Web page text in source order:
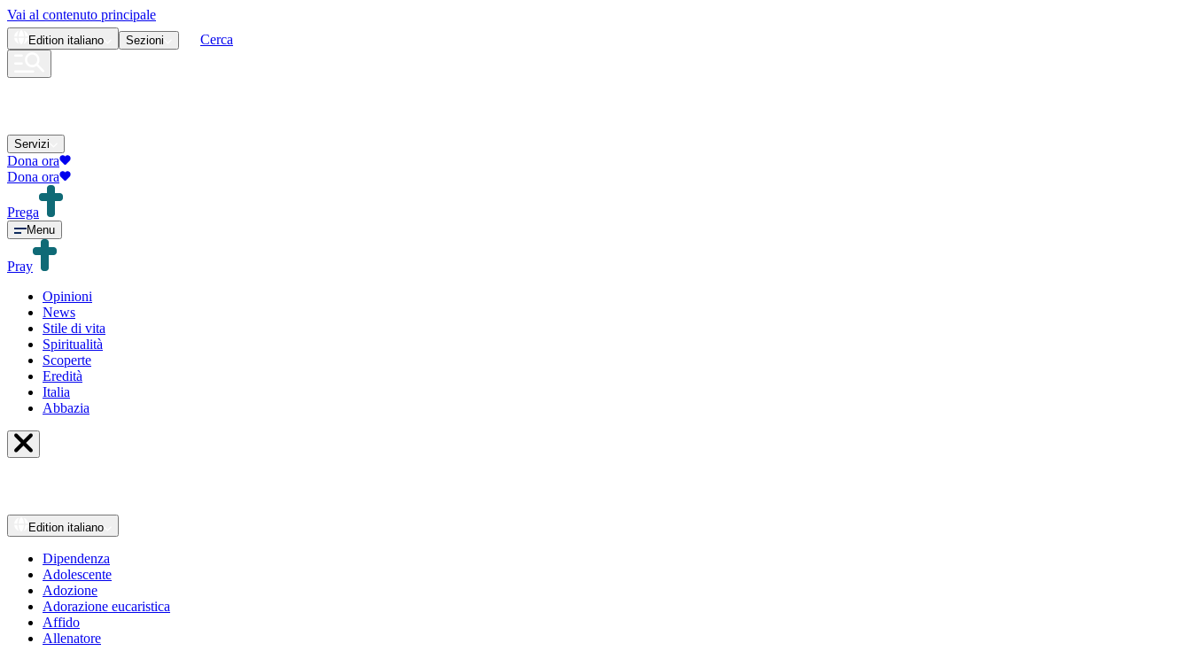
Vai al contenuto principale
Edition italiano Sezioni Cerca
Servizi
Dona ora
Dona ora
Prega
Menu
Pray
Opinioni
News
Stile di vita
Spiritualità
Scoperte
Eredità
Italia
Abbazia
Edition italiano
Dipendenza
Adolescente
Adozione
Adorazione eucaristica
Affido
Allenatore